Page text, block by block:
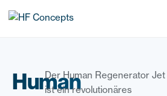
Human
Der Human Regenerator Jet
ist ein revolutionäres